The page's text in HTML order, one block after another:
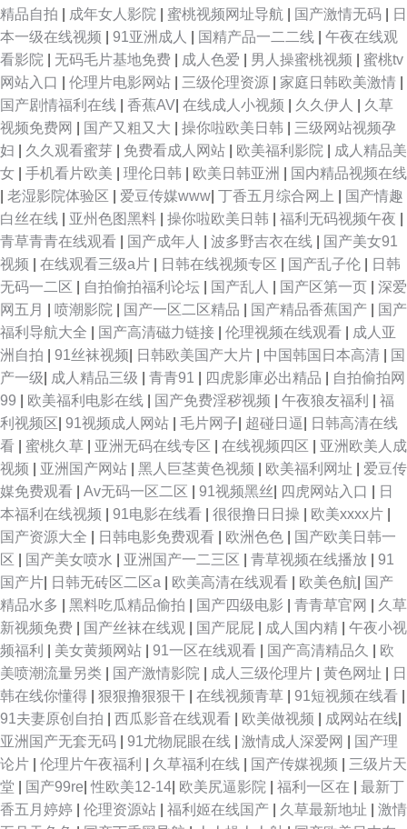
精品自拍
成年女人影院 蜜桃视频网址导航 国产激情无码
日
本一级在线视频
91亚洲成人 国精产品一二二线
午夜在线观
看影院
无码毛片基地免费 成人色爱 男人操蜜桃视频
蜜桃tv
网站入口
伦理片电影网站 三级伦理资源 家庭日韩欧美激情
国产剧情福利在线
香蕉AV 在线成人小视频 久久伊人
久草
视频免费网
国产又粗又大 操你啦欧美日韩
三级网站视频孕
妇
久久观看蜜芽 免费看成人网站 欧美福利影院
成人精品美
女
手机看片欧美 理伦日韩 欧美日韩亚洲
国内精品视频在线
老湿影院体验区 爱豆传媒www 丁香五月综合网上
国产情趣
白丝在线
亚州色图黑料 操你啦欧美日韩 福利无码视频午夜
青草青青在线观看
国产成年人 波多野吉衣在线
国产美女91
视频
在线观看三级a片 日韩在线视频专区 国产乱子伦
日韩
无码一二区
自拍偷拍福利论坛 国产乱人 国产区第一页
深爱
网五月
喷潮影院 国产一区二区精品 国产精品香蕉国产
国产
福利导航大全
国产高清磁力链接 伦理视频在线观看
成人亚
洲自拍
91丝袜视频 日韩欧美国产大片 中国韩国日本高清
国
产一级
成人精品三级 青青91 四虎影庫必出精品
自拍偷拍网
99
欧美福利电影在线 国产免费淫秽视频 午夜狼友福利
福
利视频区 91视频成人网站 毛片网子 超碰日逼
日韩高清在线
看
蜜桃久草 亚洲无码在线专区 在线视频四区
亚洲欧美人成
视频
亚洲国产网站 黑人巨茎黄色视频 欧美福利网址
爱豆传
媒免费观看
Av无码一区二区 91视频黑丝 四虎网站入口
日
本福利在线视频
91电影在线看 很很撸日日操 欧美xxxx片
国产资源大全
日韩电影免费观看 欧洲色色
国产欧美日韩一
区
国产美女喷水 亚洲国产一二三区 青草视频在线播放
91
国产片
日韩无砖区二区a 欧美高清在线观看 欧美色航
国产
精品水多
黑料吃瓜精品偷拍 国产四级电影 青青草官网
久草
新视频免费
国产丝袜在线观 国产屁屁 成人国内精
午夜小视
频福利
美女黄频网站 91一区在线观看 国产高清精品久
欧
美喷潮流量另类
国产激情影院 成人三级伦理片 黄色网址
日
韩在线你懂得
狠狠撸狠狠干 在线视频青草 91短视频在线看
91夫妻原创自拍
西瓜影音在线观看 欧美做视频 成网站在线
亚洲国产无套无码
91尤物屁眼在线 激情成人深爱网
国产理
论片
伦理片午夜福利 久草福利在线 国产传媒视频
三级片天
堂
国产99re |性欧美12-14 欧美尻逼影院 福利一区在
最新丁
香五月婷婷
伦理资源站 福利姬在线国产 久草最新地址
激情